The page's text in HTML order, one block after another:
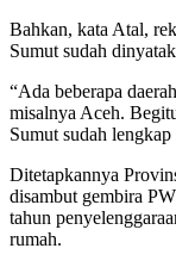
Bahkan, kata Atal,
Sumut sudah
“Ada beberapa
misalnya Aceh.
Sumut sudah
Ditetapkannya
disambut gembira
tahun
rumah.